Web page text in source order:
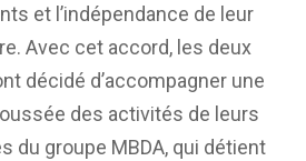
et l’indépendance de leur
Avec cet accord, les deux
décidé d’accompagner une
des activités de leurs
du groupe MBDA, qui détient